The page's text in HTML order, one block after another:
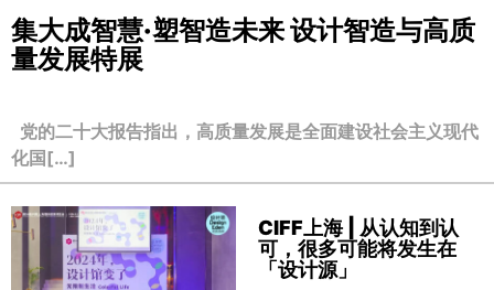
集大成智慧·塑智造未来设计智造与高质
量发展特展
党的二十大报告指出，高质量发展是全面建设社会主义现代
化国[…]
CIFF上海 | 从认知到认
可，很多可能将发生在
「设计源」